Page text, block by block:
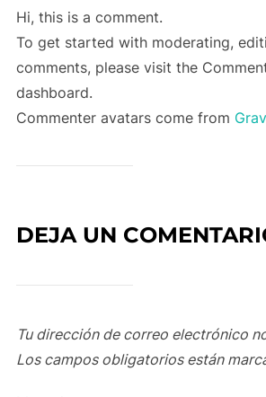
Hi, this is a comment.
To get started with moderating,
comments, please visit the
dashboard.
Commenter avatars come from
DEJA UN
Tu dirección de correo electrónico
Los campos obligatorios están